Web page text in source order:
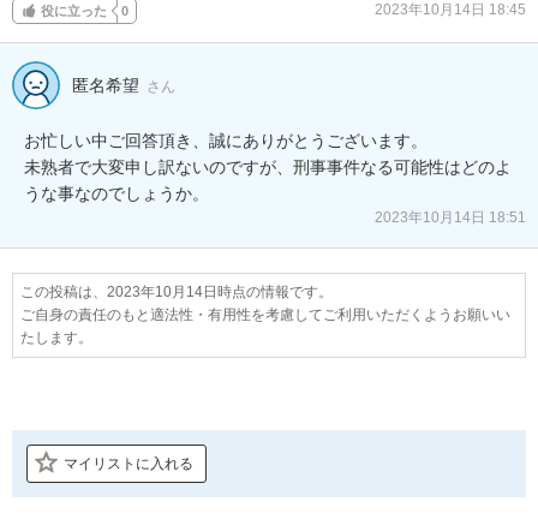
役に立った 0 2023年10月14日 18:45
匿名希望 さん
お忙しい中ご回答頂き、誠にありがとうございます。
未熟者で大変申し訳ないのですが、刑事事件なる可能性はどのよ
うな事なのでしょうか。
2023年10月14日 18:51
この投稿は、2023年10月14日時点の情報です。
ご自身の責任のもと適法性・有用性を考慮してご利用いただくようお願いい
たします。
マイリストに入れる